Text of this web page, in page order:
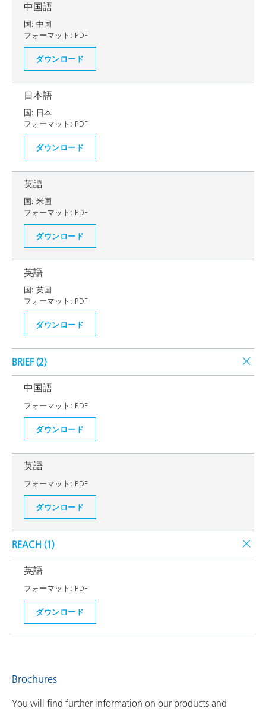
中国語
国: 中国
フォーマット: PDF
ダウンロード
日本語
国: 日本
フォーマット: PDF
ダウンロード
英語
国: 米国
フォーマット: PDF
ダウンロード
英語
国: 英国
フォーマット: PDF
ダウンロード
BRIEF (2)
中国語
フォーマット: PDF
ダウンロード
英語
フォーマット: PDF
ダウンロード
REACH (1)
英語
フォーマット: PDF
ダウンロード
Brochures
You will find further information on our products and